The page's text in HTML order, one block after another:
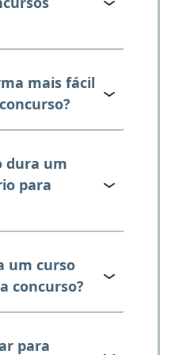
mais fácil
dura um
para
um curso
concurso?
para